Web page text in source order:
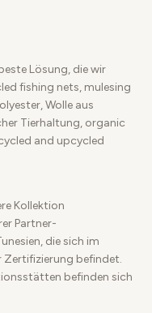
Lösung, die wir
fishing nets, mulesing
Wolle aus
Tierhaltung, organic
and upcycled
Kollektion
Partner-
die sich im
Zertifizierung befindet.
befinden sich